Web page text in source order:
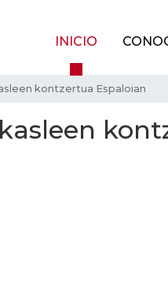
INICIO
kontzertua Espaloian